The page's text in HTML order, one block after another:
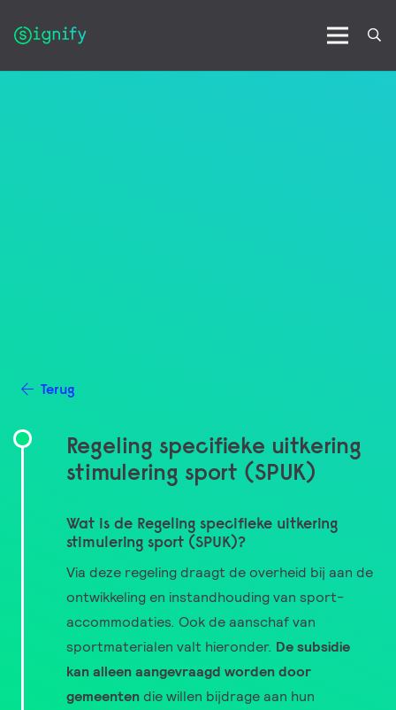
Terug
Regeling specifieke uitkering
stimulering sport (SPUK)
Wat is de Regeling specifieke uitkering
stimulering sport (SPUK)?
Via deze regeling draagt de overheid bij aan de
ontwikkeling en instandhouding van sport-
accommodaties. Ook de aanschaf van
sportmaterialen valt hieronder. De subsidie
kan alleen aangevraagd worden door
gemeenten die willen bijdrage aan hun